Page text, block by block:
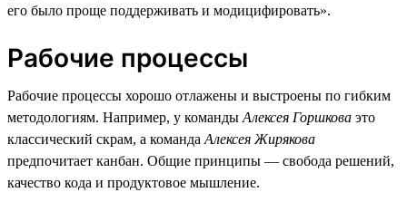
его было проще поддерживать и модицифировать».
Рабочие процессы
Рабочие процессы хорошо отлажены и выстроены по гибким
методологиям. Например, у команды Алексея Горшкова это
классический скрам, а команда Алексея Жирякова
предпочитает канбан. Общие принципы — свобода решений,
качество кода и продуктовое мышление.